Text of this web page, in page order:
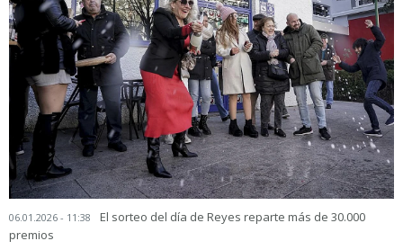
06.01.2026 - 11:38
El sorteo del día de Reyes reparte más de 30.000
premios